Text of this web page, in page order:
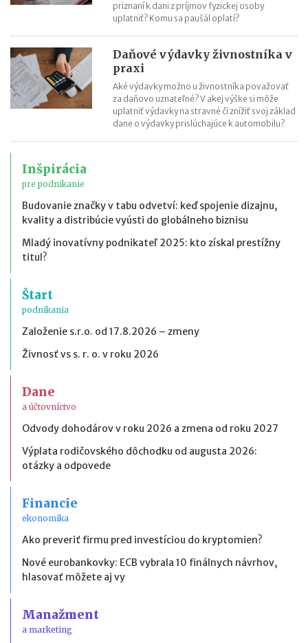
priznaní k dani z príjmov fyzickej osoby
uplatniť? Komu sa paušál oplatí?
Daňové výdavky živnostníka v
praxi
Aké výdavky možno u živnostníka považovať
za daňovo uznateľné? V akej výške si môže
uplatniť výdavky na stravné či znížiť svoj základ
dane o výdavky prislúchajúce k automobilu?
Inšpirácia
pre podnikanie
Budovanie značky v tabu odvetví: keď spojenie dizajnu,
kvality a distribúcie vyústi do globálneho biznisu
Mladý inovatívny podnikateľ 2025: kto získal prestížny
titul?
Štart
podnikania
Založenie s.r.o. od 17.8.2026 – zmeny
Živnosť vs s. r. o. v roku 2026
Dane
a účtovníctvo
Odvody dohodárov v roku 2026 a zmena od roku 2027
Výplata rodičovského dôchodku od augusta 2026:
otázky a odpovede
Financie
ekonomika
Ako preveriť firmu pred investíciou do kryptomien?
Nové eurobankovky: ECB vybrala 10 finálnych návrhov,
hlasovať môžete aj vy
Manažment
a marketing